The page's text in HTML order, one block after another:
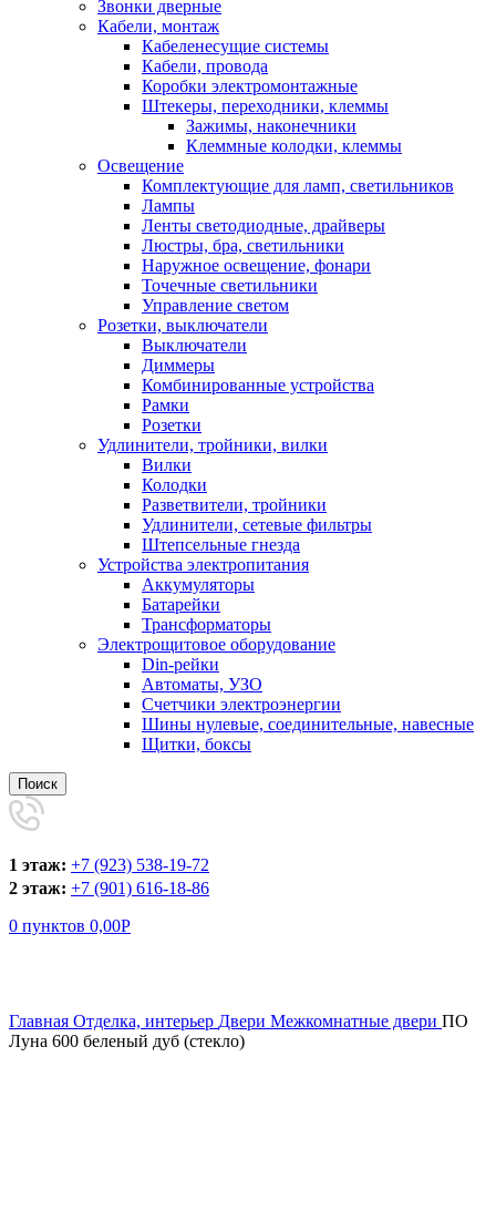
Звонки дверные
Кабели, монтаж
Кабеленесущие системы
Кабели, провода
Коробки электромонтажные
Штекеры, переходники, клеммы
Зажимы, наконечники
Клеммные колодки, клеммы
Освещение
Комплектующие для ламп, светильников
Лампы
Ленты светодиодные, драйверы
Люстры, бра, светильники
Наружное освещение, фонари
Точечные светильники
Управление светом
Розетки, выключатели
Выключатели
Диммеры
Комбинированные устройства
Рамки
Розетки
Удлинители, тройники, вилки
Вилки
Колодки
Разветвители, тройники
Удлинители, сетевые фильтры
Штепсельные гнезда
Устройства электропитания
Аккумуляторы
Батарейки
Трансформаторы
Электрощитовое оборудование
Din-рейки
Автоматы, УЗО
Счетчики электроэнергии
Шины нулевые, соединительные, навесные
Щитки, боксы
Поиск
1 этаж: +7 (923) 538-19-72
2 этаж: +7 (901) 616-18-86
0 пунктов 0,00Р
Главная Отделка, интерьер Двери Межкомнатные двери ПО
Луна 600 беленый дуб (стекло)